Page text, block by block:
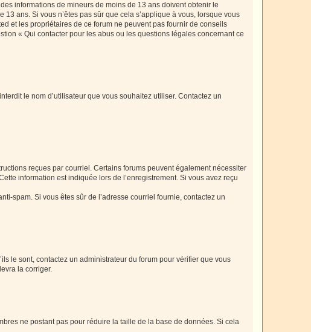
informations de mineurs de moins de 13 ans doivent obtenir le
ans. Si vous n’êtes pas sûr que cela s’applique à vous, lorsque vous
et les propriétaires de ce forum ne peuvent pas fournir de conseils
« Qui contacter pour les abus ou les questions légales concernant ce
le nom d’utilisateur que vous souhaitez utiliser. Contactez un
reçues par courriel. Certains forums peuvent également nécessiter
information est indiquée lors de l’enregistrement. Si vous avez reçu
spam. Si vous êtes sûr de l’adresse courriel fournie, contactez un
le sont, contactez un administrateur du forum pour vérifier que vous
la corriger.
ne postant pas pour réduire la taille de la base de données. Si cela